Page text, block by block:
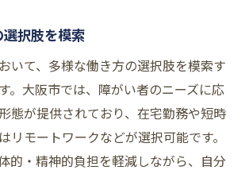
る支援サービスの種類
センターの役割と効果
者向け訓練の内容と効果
トを受けるための手順
ービスを活用した就労事例
択肢を模索
いて、多様な働き方の選択肢を模索す
。大阪市では、障がい者のニーズに応
態が提供されており、在宅勤務や短時
リモートワークなどが選択可能です。
的・精神的負担を軽減しながら、自分